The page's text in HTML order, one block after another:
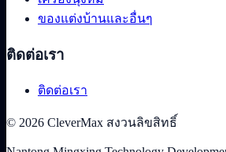
ของแต่งบ้านและอื่นๆ
ติดต่อเรา
ติดต่อเรา
© 2026 CleverMax สงวนลิขสิทธิ์